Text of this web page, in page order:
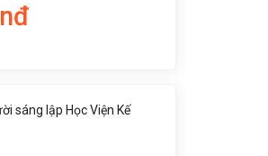
sáng lập Học Viện Kế